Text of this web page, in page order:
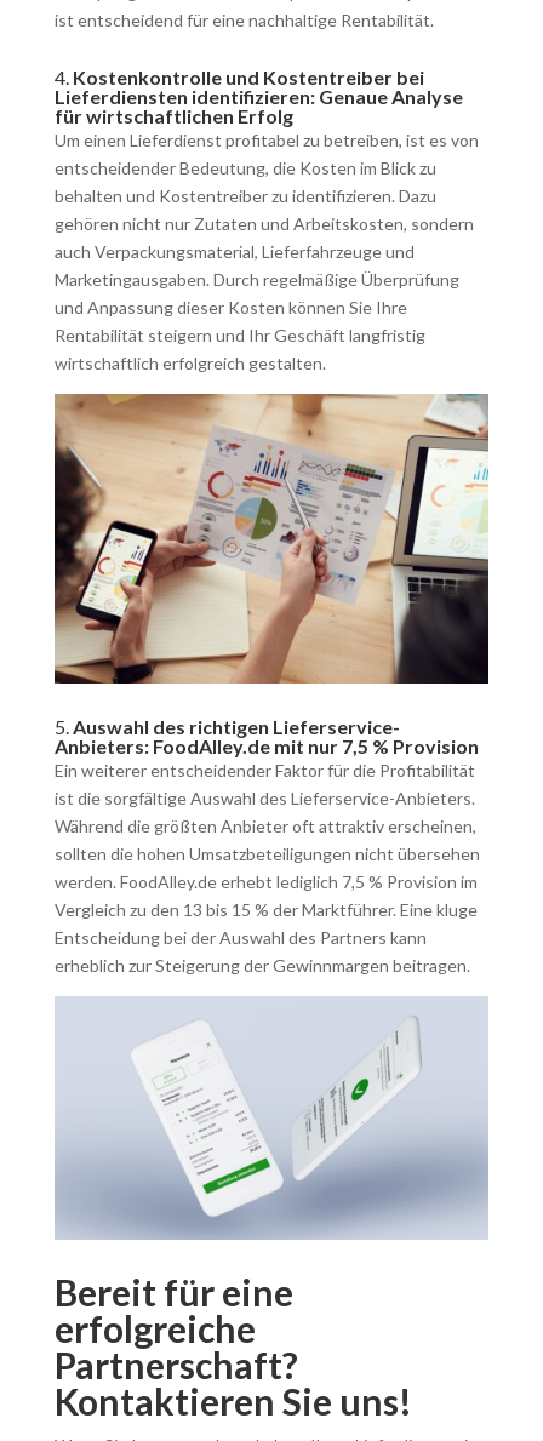
ist entscheidend für eine nachhaltige Rentabilität.
4. Kostenkontrolle und Kostentreiber bei
Lieferdiensten identifizieren: Genaue Analyse
für wirtschaftlichen Erfolg
Um einen Lieferdienst profitabel zu betreiben, ist es von
entscheidender Bedeutung, die Kosten im Blick zu
behalten und Kostentreiber zu identifizieren. Dazu
gehören nicht nur Zutaten und Arbeitskosten, sondern
auch Verpackungsmaterial, Lieferfahrzeuge und
Marketingausgaben. Durch regelmäßige Überprüfung
und Anpassung dieser Kosten können Sie Ihre
Rentabilität steigern und Ihr Geschäft langfristig
wirtschaftlich erfolgreich gestalten.
5.Auswahl des richtigen Lieferservice-
Anbieters: FoodAlley.de mit nur 7,5 % Provision
Ein weiterer entscheidender Faktor für die Profitabilität
ist die sorgfältige Auswahl des Lieferservice-Anbieters.
Während die größten Anbieter oft attraktiv erscheinen,
sollten die hohen Umsatzbeteiligungen nicht übersehen
werden. FoodAlley.de erhebt lediglich 7,5 % Provision im
Vergleich zu den 13 bis 15 % der Marktführer. Eine kluge
Entscheidung bei der Auswahl des Partners kann
erheblich zur Steigerung der Gewinnmargen beitragen.
Bereit für eine
erfolgreiche
Partnerschaft?
Kontaktieren Sie uns!